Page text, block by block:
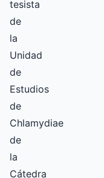
tesista
de
la
Unidad
de
Estudios
de
Chlamydiae
de
la
Cátedra